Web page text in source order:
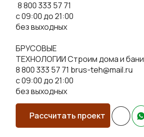
8 800 333 57 71
с 09:00 до 21:00
без выходных
БРУСОВЫЕ
ТЕХНОЛОГИИСтроим дома и бани
8 800 333 57 71 brus-teh@mail.ru
с 09:00 до 21:00
без выходных
Рассчитать проект